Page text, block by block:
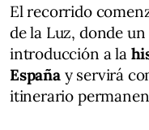
El recorrido
de la Luz, donde
introducción a la
Españay servirá
itinerario